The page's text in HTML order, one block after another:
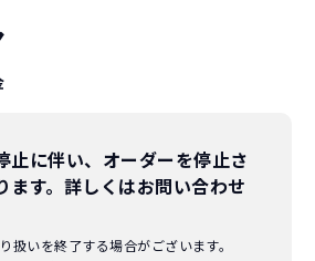
止に伴い、オーダーを停止さ
す。 詳しくはお問い合わせ
いを終了する場合がございます。